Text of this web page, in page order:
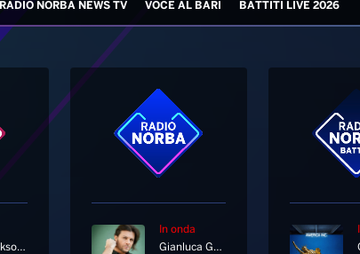
RADIO NORBA NEWS TV VOCE AL BARI BATTITI LIVE 2026
The Jackson 5
In onda
Gianluca Grignani